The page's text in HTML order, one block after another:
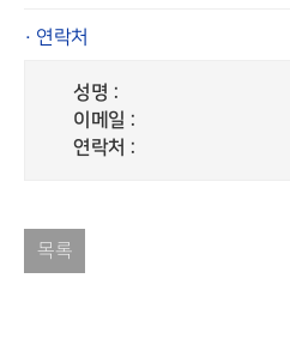
· 연락처
성명 :
이메일 :
연락처 :
목록